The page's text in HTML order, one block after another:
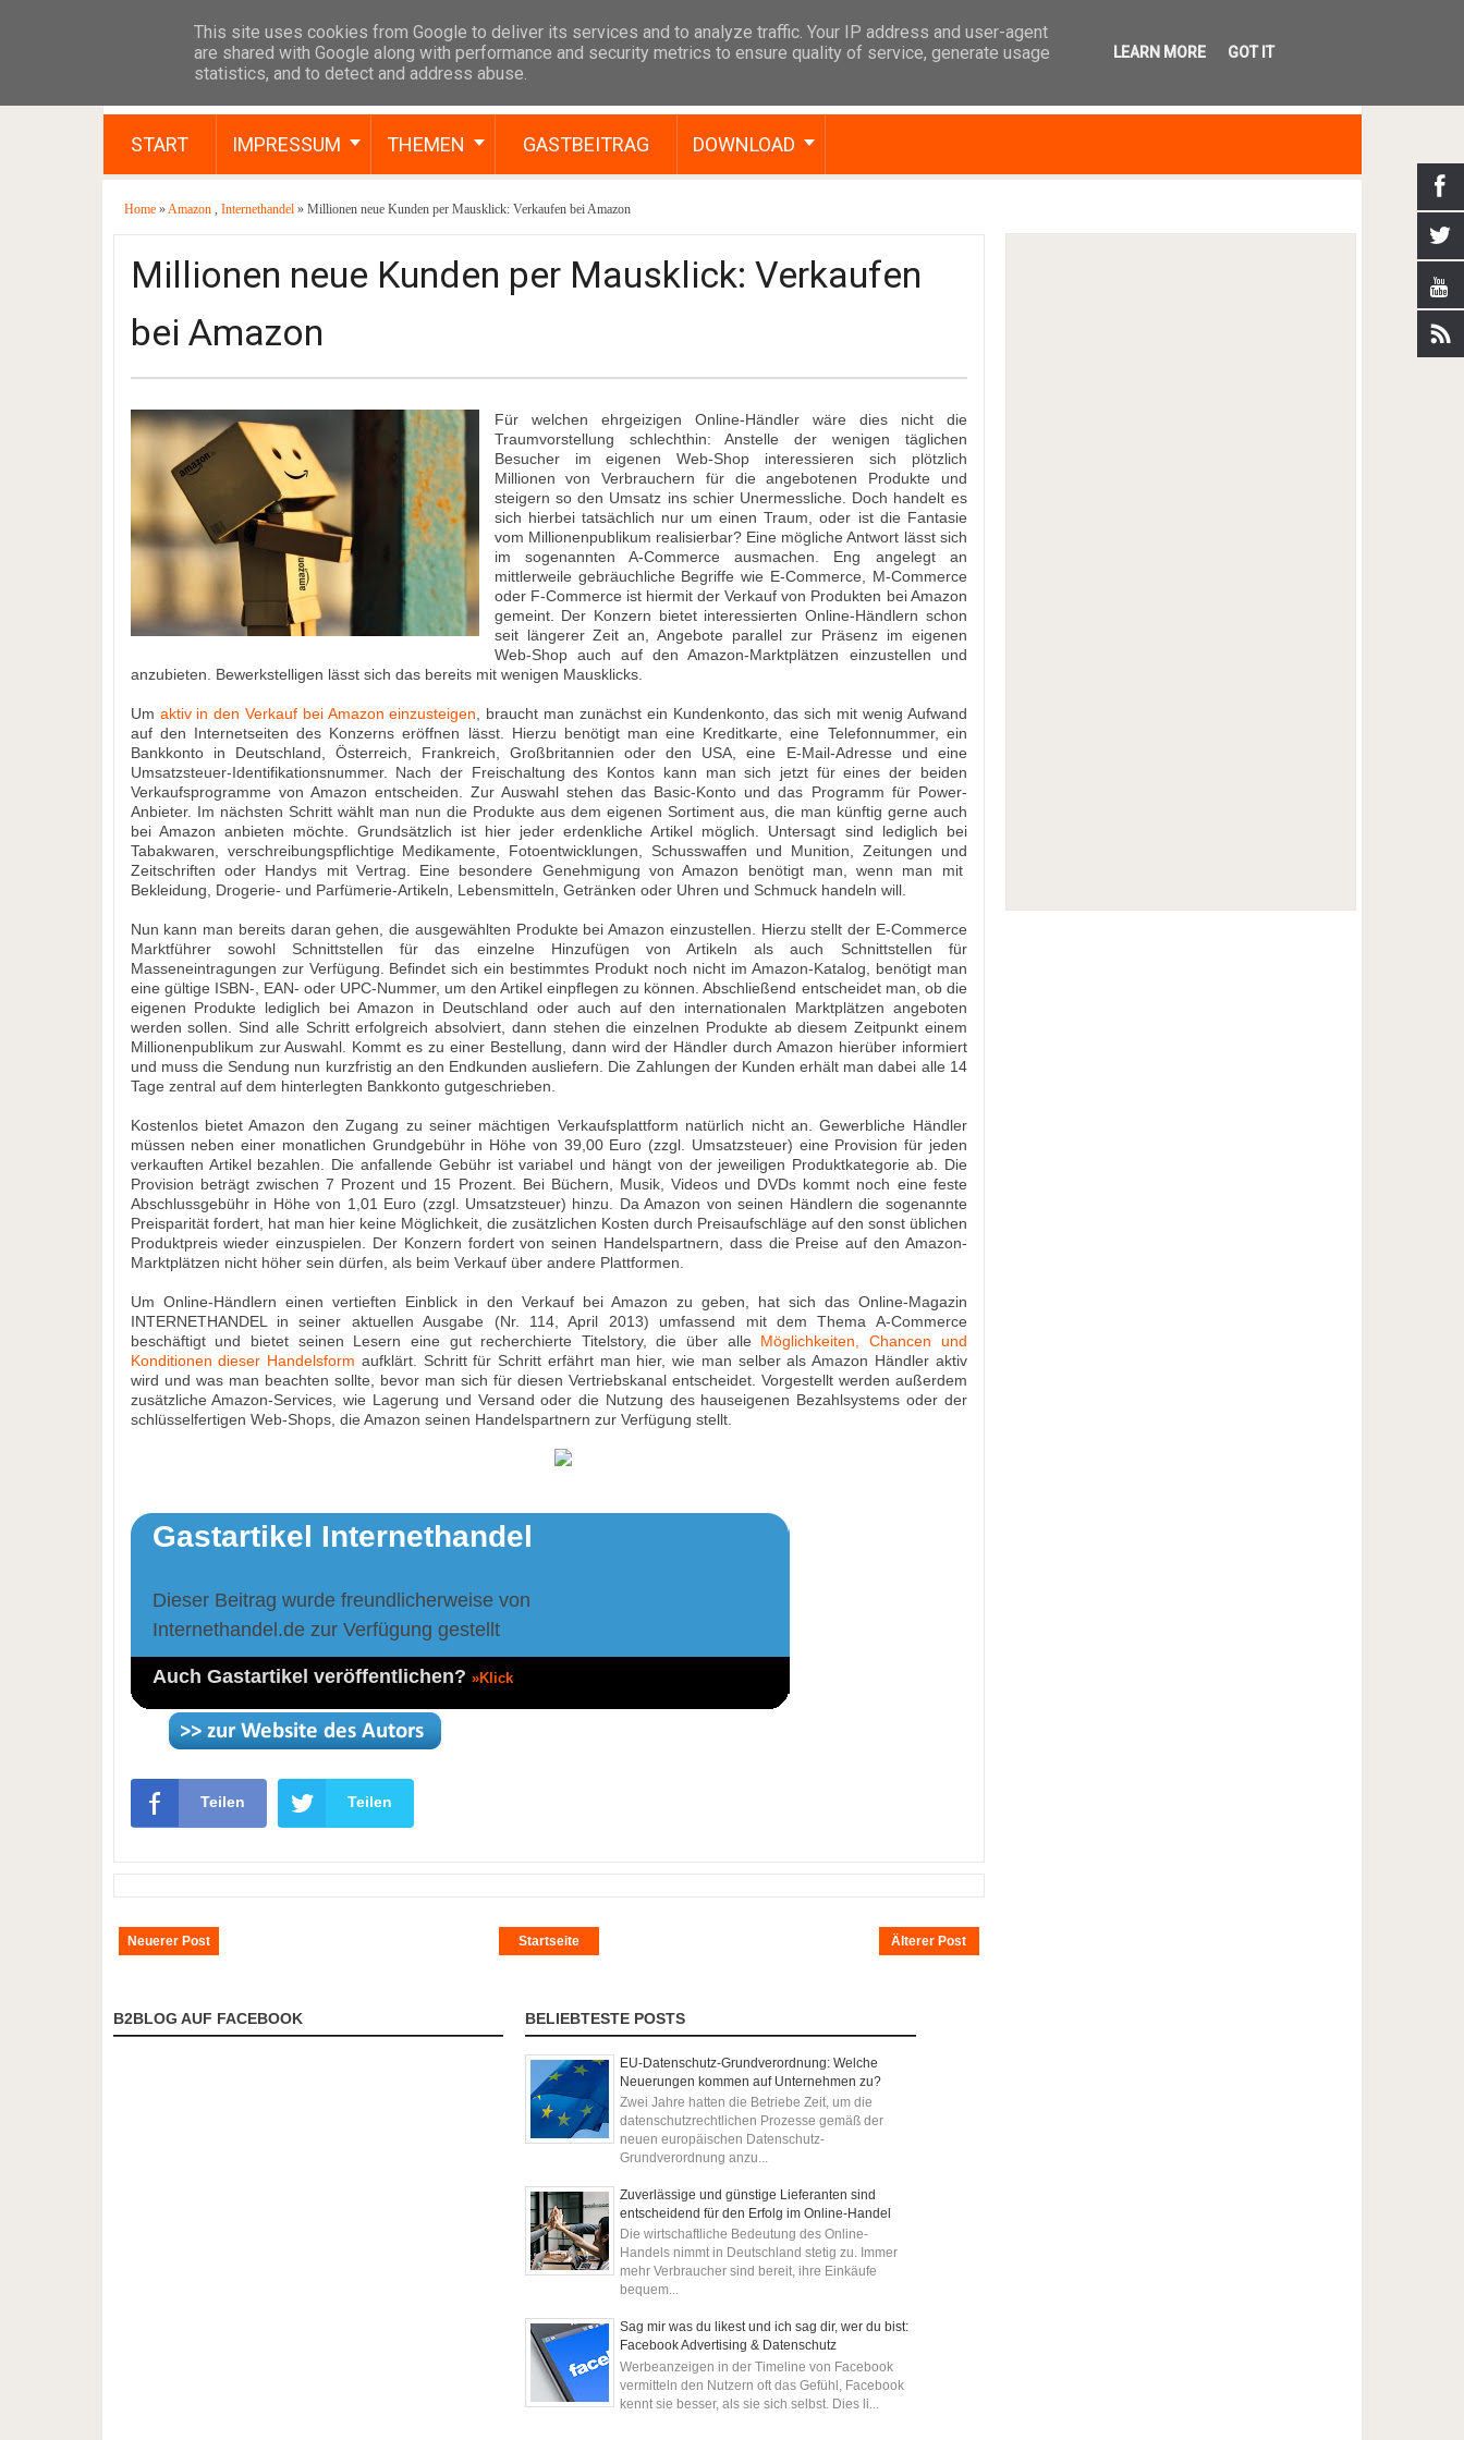
START IMPRESSUM THEMEN GASTBEITRAG DOWNLOAD
Home »Amazon , Internethandel » Millionen neue Kunden per Mausklick: Verkaufen bei Amazon
Millionen neue Kunden per Mausklick: Verkaufen
bei Amazon
Für welchen ehrgeizigen Online-Händler wäre dies nicht die
Traumvorstellung schlechthin: Anstelle der wenigen täglichen
Besucher im eigenen Web-Shop interessieren sich plötzlich
Millionen von Verbrauchern für die angebotenen Produkte und
steigern so den Umsatz ins schier Unermessliche. Doch handelt es
sich hierbei tatsächlich nur um einen Traum, oder ist die Fantasie
vom Millionenpublikum realisierbar? Eine mögliche Antwort lässt sich
im sogenannten A-Commerce ausmachen. Eng angelegt an
mittlerweile gebräuchliche Begriffe wie E-Commerce, M-Commerce
oder F-Commerce ist hiermit der Verkauf von Produkten bei Amazon
gemeint. Der Konzern bietet interessierten Online-Händlern schon
seit längerer Zeit an, Angebote parallel zur Präsenz im eigenen
Web-Shop auch auf den Amazon-Marktplätzen einzustellen und
anzubieten. Bewerkstelligen lässt sich das bereits mit wenigen Mausklicks.
Um aktiv in den Verkauf bei Amazon einzusteigen , braucht man zunächst ein Kundenkonto, das sich mit wenig Aufwand
auf den Internetseiten des Konzerns eröffnen lässt. Hierzu benötigt man eine Kreditkarte, eine Telefonnummer, ein
Bankkonto in Deutschland, Österreich, Frankreich, Großbritannien oder den USA, eine E-Mail-Adresse und eine
Umsatzsteuer-Identifikationsnummer. Nach der Freischaltung des Kontos kann man sich jetzt für eines der beiden
Verkaufsprogramme von Amazon entscheiden. Zur Auswahl stehen das Basic-Konto und das Programm für Power-
Anbieter. Im nächsten Schritt wählt man nun die Produkte aus dem eigenen Sortiment aus, die man künftig gerne auch
bei Amazon anbieten möchte. Grundsätzlich ist hier jeder erdenkliche Artikel möglich. Untersagt sind lediglich bei
Tabakwaren, verschreibungspflichtige Medikamente, Fotoentwicklungen, Schusswaffen und Munition, Zeitungen und
Zeitschriften oder Handys mit Vertrag. Eine besondere Genehmigung von Amazon benötigt man, wenn man mit
Bekleidung, Drogerie- und Parfümerie-Artikeln, Lebensmitteln, Getränken oder Uhren und Schmuck handeln will.
Nun kann man bereits daran gehen, die ausgewählten Produkte bei Amazon einzustellen. Hierzu stellt der E-Commerce
Marktführer sowohl Schnittstellen für das einzelne Hinzufügen von Artikeln als auch Schnittstellen für
Masseneintragungen zur Verfügung. Befindet sich ein bestimmtes Produkt noch nicht im Amazon-Katalog, benötigt man
eine gültige ISBN-, EAN- oder UPC-Nummer, um den Artikel einpflegen zu können. Abschließend entscheidet man, ob die
eigenen Produkte lediglich bei Amazon in Deutschland oder auch auf den internationalen Marktplätzen angeboten
werden sollen. Sind alle Schritt erfolgreich absolviert, dann stehen die einzelnen Produkte ab diesem Zeitpunkt einem
Millionenpublikum zur Auswahl. Kommt es zu einer Bestellung, dann wird der Händler durch Amazon hierüber informiert
und muss die Sendung nun kurzfristig an den Endkunden ausliefern. Die Zahlungen der Kunden erhält man dabei alle 14
Tage zentral auf dem hinterlegten Bankkonto gutgeschrieben.
Kostenlos bietet Amazon den Zugang zu seiner mächtigen Verkaufsplattform natürlich nicht an. Gewerbliche Händler
müssen neben einer monatlichen Grundgebühr in Höhe von 39,00 Euro (zzgl. Umsatzsteuer) eine Provision für jeden
verkauften Artikel bezahlen. Die anfallende Gebühr ist variabel und hängt von der jeweiligen Produktkategorie ab. Die
Provision beträgt zwischen 7 Prozent und 15 Prozent. Bei Büchern, Musik, Videos und DVDs kommt noch eine feste
Abschlussgebühr in Höhe von 1,01 Euro (zzgl. Umsatzsteuer) hinzu. Da Amazon von seinen Händlern die sogenannte
Preisparität fordert, hat man hier keine Möglichkeit, die zusätzlichen Kosten durch Preisaufschläge auf den sonst üblichen
Produktpreis wieder einzuspielen. Der Konzern fordert von seinen Handelspartnern, dass die Preise auf den Amazon-
Marktplätzen nicht höher sein dürfen, als beim Verkauf über andere Plattformen.
Um Online-Händlern einen vertieften Einblick in den Verkauf bei Amazon zu geben, hat sich das Online-Magazin
INTERNETHANDEL in seiner aktuellen Ausgabe (Nr. 114, April 2013) umfassend mit dem Thema A-Commerce
beschäftigt und bietet seinen Lesern eine gut recherchierte Titelstory, die über alle Möglichkeiten, Chancen und
Konditionen dieser Handelsform aufklärt. Schritt für Schritt erfährt man hier, wie man selber als Amazon Händler aktiv
wird und was man beachten sollte, bevor man sich für diesen Vertriebskanal entscheidet. Vorgestellt werden außerdem
zusätzliche Amazon-Services, wie Lagerung und Versand oder die Nutzung des hauseigenen Bezahlsystems oder der
schlüsselfertigen Web-Shops, die Amazon seinen Handelspartnern zur Verfügung stellt.
Gastartikel Internethandel
Dieser Beitrag wurde freundlicherweise von
Internethandel.de zur Verfügung gestellt
Auch Gastartikel veröffentlichen? »Klick
Teilen Teilen
Neuerer Post Älterer Post
Startseite
B2BLOG AUF FACEBOOK BELIEBTESTE POSTS
EU-Datenschutz-Grundverordnung: Welche
Neuerungen kommen auf Unternehmen zu?
Zwei Jahre hatten die Betriebe Zeit, um die
datenschutzrechtlichen Prozesse gemäß der
neuen europäischen Datenschutz-
Grundverordnung anzu...
Zuverlässige und günstige Lieferanten sind
entscheidend für den Erfolg im Online-Handel
Die wirtschaftliche Bedeutung des Online-
Handels nimmt in Deutschland stetig zu. Immer
mehr Verbraucher sind bereit, ihre Einkäufe
bequem...
Sag mir was du likest und ich sag dir, wer du bist:
Facebook Advertising & Datenschutz
Werbeanzeigen in der Timeline von Facebook
vermitteln den Nutzern oft das Gefühl, Facebook
kennt sie besser, als sie sich selbst. Dies li...
This site uses cookies from Google to deliver its services and to analyze traffic. Your IP address and user-agent
are shared with Google along with performance and security metrics to ensure quality of service, generate usage
statistics, and to detect and address abuse.
LEARN MORE GOT IT